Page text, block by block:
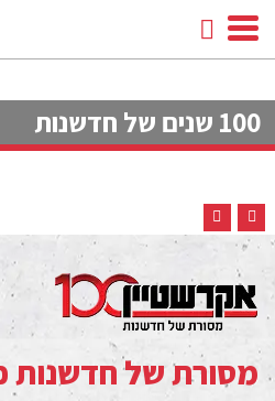
חיפוש
facebook
youtube
instagram
100 שנים של חדשנות
מסורת של חדשנות כבר כ